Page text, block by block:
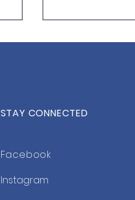
STAY CONNECTED
Facebook
Instagram